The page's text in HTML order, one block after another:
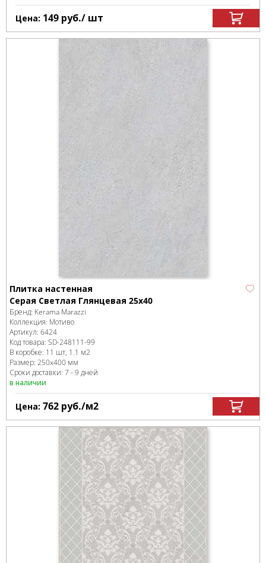
Цена: 149 руб./ шт
Плитка настенная
Серая Светлая Глянцевая 25х40
Бренд: Kerama Marazzi
Коллекция: Мотиво
Артикул: 6424
Код товара: SD-248111-99
В коробке: 11 шт, 1.1 м2
Размер: 250x400 мм
Сроки доставки: 7 - 9 дней
в наличии
Цена: 762 руб./м2